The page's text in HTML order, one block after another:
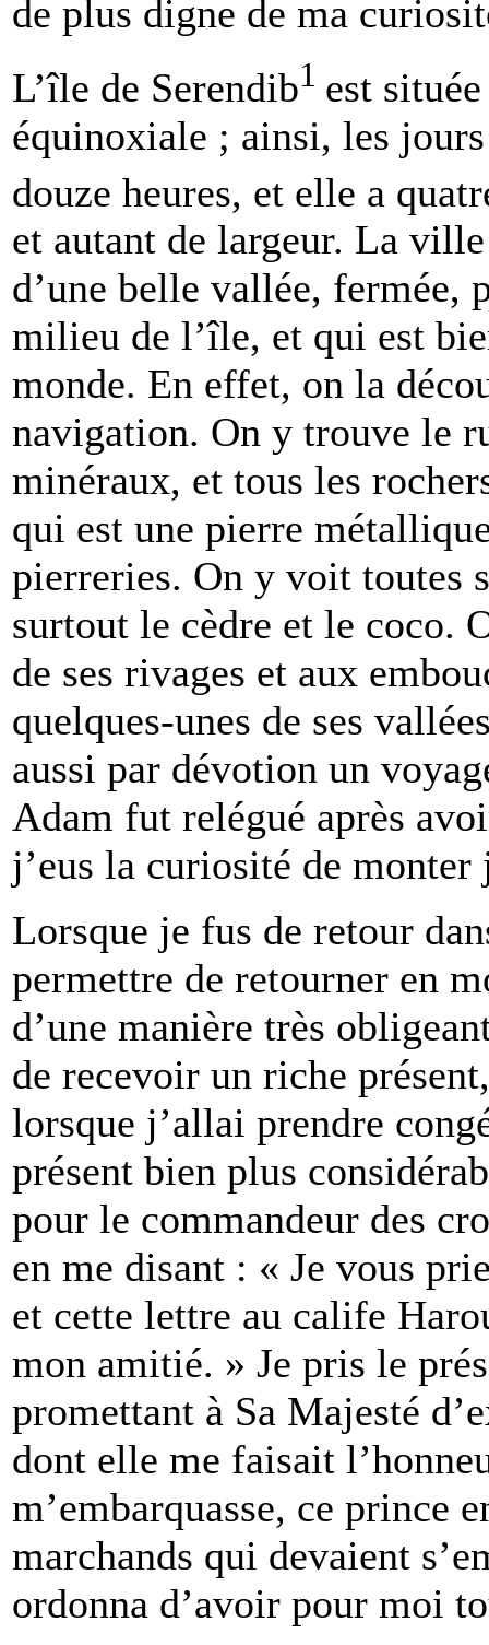
de plus digne de ma
L’île de Serendib1 est
équinoxiale ; ainsi, les
douze heures, et elle a
et autant de largeur. La
d’une belle vallée, fermée,
milieu de l’île, et qui est
monde. En effet, on la
navigation. On y trouve le
minéraux, et tous les
qui est une pierre
pierreries. On y voit toutes
surtout le cèdre et le coco.
de ses rivages et aux
quelques-unes de ses
aussi par dévotion un
Adam fut relégué après
j’eus la curiosité de monter
Lorsque je fus de retour
permettre de retourner en
d’une manière très
de recevoir un riche
lorsque j’allai prendre
présent bien plus
pour le commandeur des
en me disant : « Je vous
et cette lettre au calife
mon amitié. » Je pris le
promettant à Sa Majesté
dont elle me faisait
m’embarquasse, ce prince
marchands qui devaient
ordonna d’avoir pour moi